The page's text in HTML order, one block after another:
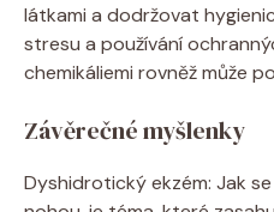
látkami a dodržovat
stresu a​ používání
⁣chemikáliemi rovněž​ může
Závěrečné ​myšlenky
Dyshidrotický ekzém: Jak